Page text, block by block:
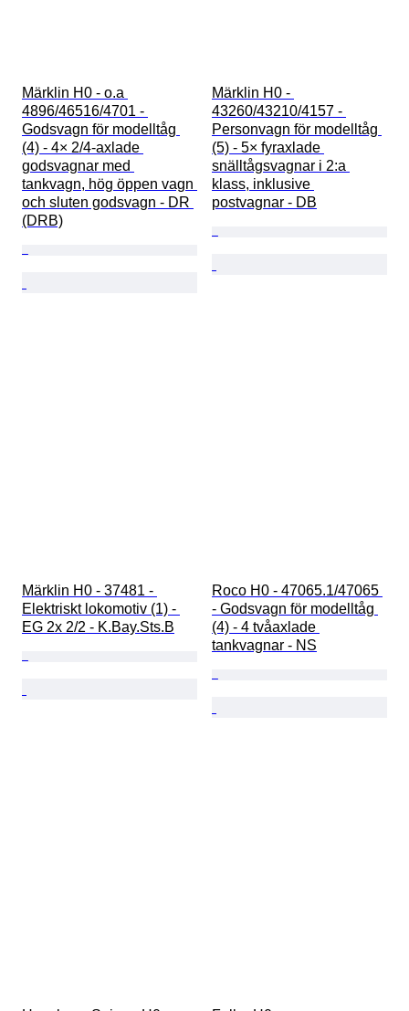
Märklin H0 - o.a
4896/46516/4701 -
Godsvagn för modelltåg
(4) - 4× 2/4-axlade
godsvagnar med
tankvagn, hög öppen vagn
och sluten godsvagn - DR
(DRB)
Märklin H0 -
43260/43210/4157 -
Personvagn för modelltåg
(5) - 5× fyraxlade
snälltågsvagnar i 2:a
klass, inklusive
postvagnar - DB
Märklin H0 - 37481 -
Elektriskt lokomotiv (1) -
EG 2x 2/2 - K.Bay.Sts.B
Roco H0 - 47065.1/47065
- Godsvagn för modelltåg
(4) - 4 tvåaxlade
tankvagnar - NS